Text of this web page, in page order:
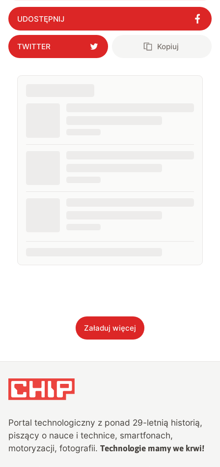
UDOSTĘPNIJ
TWITTER Kopiuj
Załaduj więcej
Portal technologiczny z ponad 29-letnią historią,
piszący o nauce i technice, smartfonach,
motoryzacji, fotografii. Technologie mamy we krwi!